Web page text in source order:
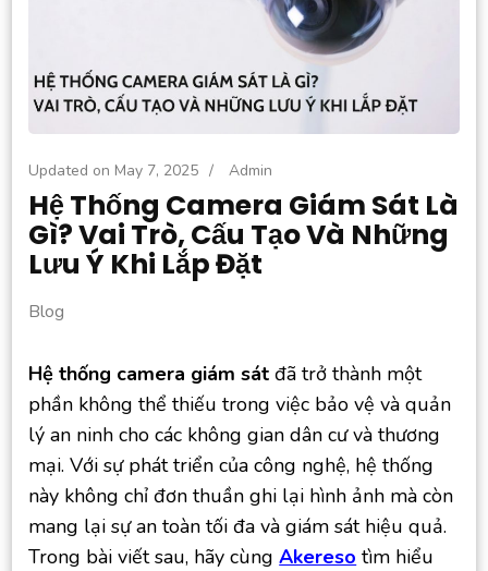
Updated on May 7, 2025 / Admin
Hệ Thống Camera Giám Sát Là
Gì? Vai Trò, Cấu Tạo Và Những
Lưu Ý Khi Lắp Đặt
Blog
Hệ thống camera giám sát đã trở thành một
phần không thể thiếu trong việc bảo vệ và quản
lý an ninh cho các không gian dân cư và thương
mại. Với sự phát triển của công nghệ, hệ thống
này không chỉ đơn thuần ghi lại hình ảnh mà còn
mang lại sự an toàn tối đa và giám sát hiệu quả.
Trong bài viết sau, hãy cùng Akereso tìm hiểu